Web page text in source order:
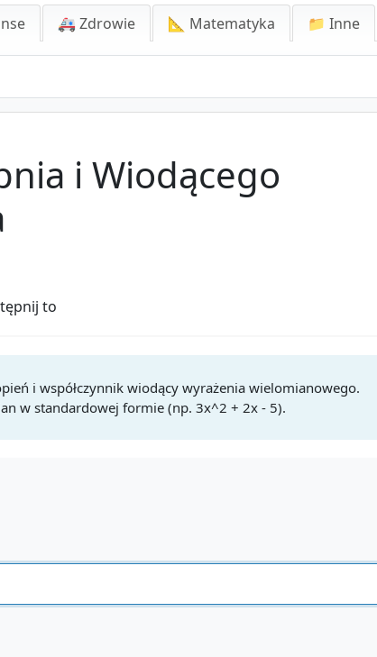
🚑 Zdrowie 📐 Matematyka 📁 Inne
i Wiodącego
to
i współczynnik wiodący wyrażenia wielomianowego.
w standardowej formie (np. 3x^2 + 2x - 5).